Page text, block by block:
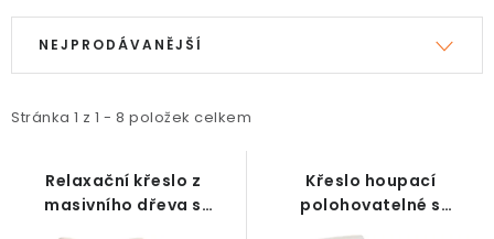
Kontakt
V
ý
p
i
Stránka 1 z 1 - 8 položek celkem
Ř
a
z
e
NEJPRODÁVANĚJŠÍ
Relaxační křeslo z
masivního dřeva s
Křeslo houpací
polohovatelné s